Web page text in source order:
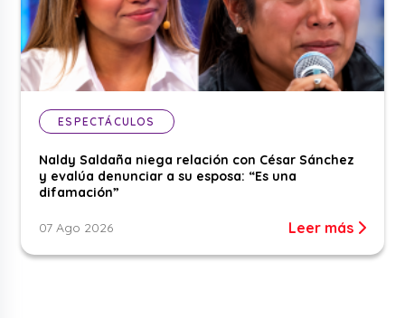
ESPECTÁCULOS
Naldy Saldaña niega relación con César Sánchez
y evalúa denunciar a su esposa: “Es una
difamación”
07 Ago 2026 Leer más